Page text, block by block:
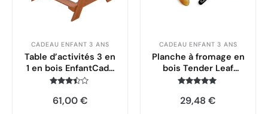
CADEAU ENFANT 3 ANS
Table d’activités 3 en
1 en bois EnfantCado
convertible avec
3.3
sur 5
61,00€
CADEAU ENFANT 3 ANS
Planche à fromage en
bois Tender Leaf
EnfantCado avec
4.9
sur 5
29,48 €